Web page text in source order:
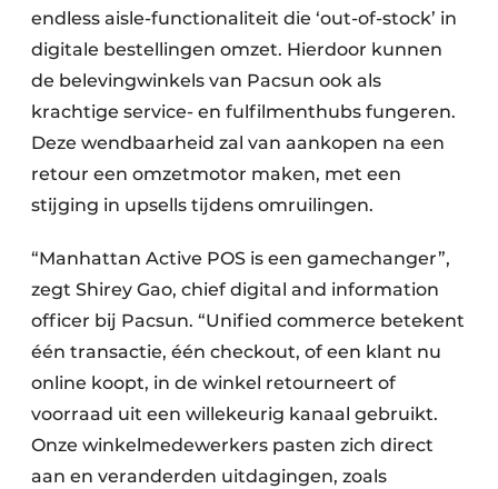
endless aisle-functionaliteit die ‘out-of-stock’ in
digitale bestellingen omzet. Hierdoor kunnen
de belevingwinkels van Pacsun ook als
krachtige service- en fulfilmenthubs fungeren.
Deze wendbaarheid zal van aankopen na een
retour een omzetmotor maken, met een
stijging in upsells tijdens omruilingen.
“Manhattan Active POS is een gamechanger”,
zegt Shirey Gao, chief digital and information
officer bij Pacsun. “Unified commerce betekent
één transactie, één checkout, of een klant nu
online koopt, in de winkel retourneert of
voorraad uit een willekeurig kanaal gebruikt.
Onze winkelmedewerkers pasten zich direct
aan en veranderden uitdagingen, zoals